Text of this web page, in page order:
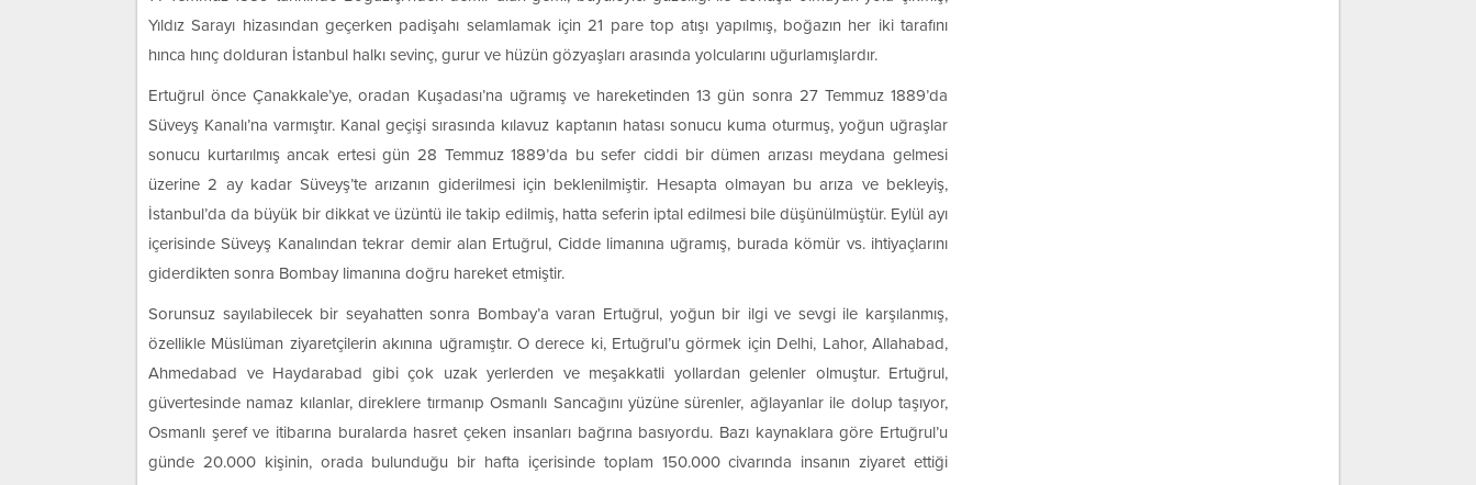
Yıldız Sarayı hizasından geçerken padişahı selamlamak için 21 pare top atışı yapılmış, boğazın her iki tarafını
hınca hınç dolduran İstanbul halkı sevinç, gurur ve hüzün gözyaşları arasında yolcularını uğurlamışlardır.
Ertuğrul önce Çanakkale’ye, oradan Kuşadası’na uğramış ve hareketinden 13 gün sonra 27 Temmuz 1889’da
Süveyş Kanalı’na varmıştır. Kanal geçişi sırasında kılavuz kaptanın hatası sonucu kuma oturmuş, yoğun uğraşlar
sonucu kurtarılmış ancak ertesi gün 28 Temmuz 1889’da bu sefer ciddi bir dümen arızası meydana gelmesi
üzerine 2 ay kadar Süveyş’te arızanın giderilmesi için beklenilmiştir. Hesapta olmayan bu arıza ve bekleyiş,
İstanbul’da da büyük bir dikkat ve üzüntü ile takip edilmiş, hatta seferin iptal edilmesi bile düşünülmüştür. Eylül ayı
içerisinde Süveyş Kanalından tekrar demir alan Ertuğrul, Cidde limanına uğramış, burada kömür vs. ihtiyaçlarını
giderdikten sonra Bombay limanına doğru hareket etmiştir.
Sorunsuz sayılabilecek bir seyahatten sonra Bombay’a varan Ertuğrul, yoğun bir ilgi ve sevgi ile karşılanmış,
özellikle Müslüman ziyaretçilerin akınına uğramıştır. O derece ki, Ertuğrul’u görmek için Delhi, Lahor, Allahabad,
Ahmedabad ve Haydarabad gibi çok uzak yerlerden ve meşakkatli yollardan gelenler olmuştur. Ertuğrul,
güvertesinde namaz kılanlar, direklere tırmanıp Osmanlı Sancağını yüzüne sürenler, ağlayanlar ile dolup taşıyor,
Osmanlı şeref ve itibarına buralarda hasret çeken insanları bağrına basıyordu. Bazı kaynaklara göre Ertuğrul’u
günde 20.000 kişinin, orada bulunduğu bir hafta içerisinde toplam 150.000 civarında insanın ziyaret ettiği